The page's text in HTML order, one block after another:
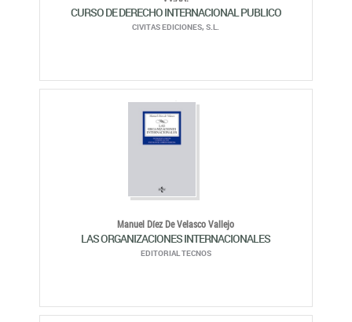
Manuel Díez De Velasco Vallejo
LAS ORGANIZACIONES INTERNACIONALES